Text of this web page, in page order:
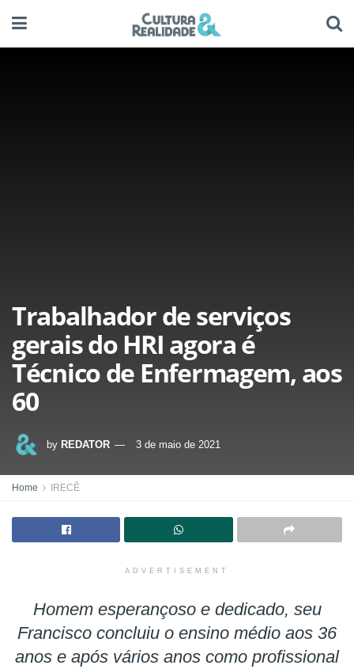
Trabalhador de serviços
gerais do HRI agora é
Técnico de Enfermagem, aos
60
by REDATOR 3 de maio de 2021
Home IRECÊ
ADVERTISEMENT
Homem esperançoso e dedicado, seu
Francisco concluiu o ensino médio aos 36
anos e após vários anos como profissional